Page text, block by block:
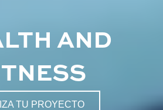
AND
TU PROYECTO